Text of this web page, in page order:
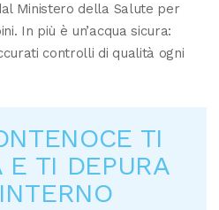
Ministero della Salute per
In più è un’acqua sicura:
controlli di qualità ogni
TI
E TI DEPURA